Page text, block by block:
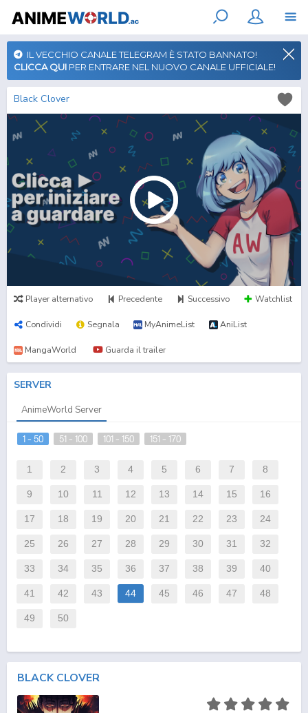
IL VECCHIO CANALE TELEGRAM È STATO BANNATO!
CLICCA QUI PER ENTRARE NEL NUOVO CANALE UFFICIALE!
Black Clover
Player alternativo Precedente Successivo Watchlist
Condividi Segnala MyAnimeList AniList
MangaWorld Guarda il trailer
SERVER
AnimeWorld Server
1 - 50 51 - 100 101 - 150 151 - 170
1 2 3 4 5 6 7 8
9 10 11 12 13 14 15 16
17 18 19 20 21 22 23 24
25 26 27 28 29 30 31 32
33 34 35 36 37 38 39 40
41 42 43 44 45 46 47 48
49 50
BLACK CLOVER